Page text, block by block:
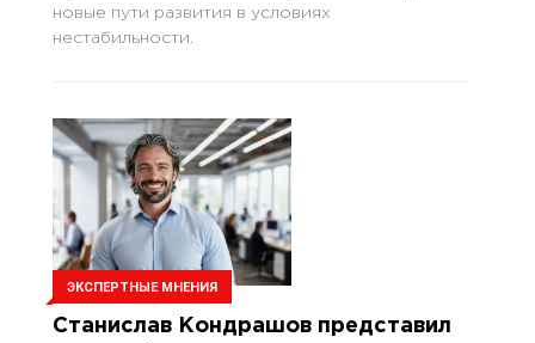
новые пути развития в условиях
нестабильности.
ЭКСПЕРТНЫЕ МНЕНИЯ
Станислав Кондрашов представил